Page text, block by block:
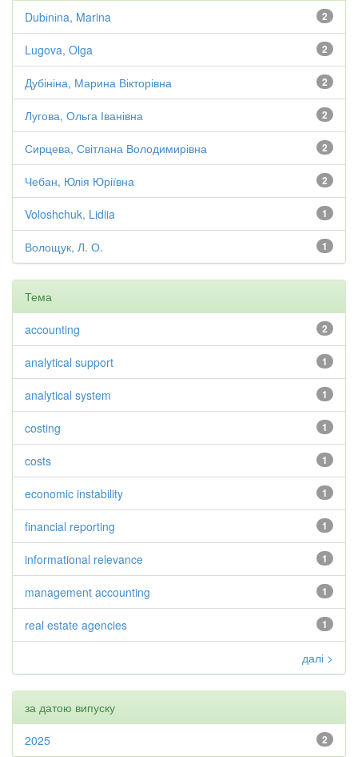
2
Dubіnіna, Marina
2
Lugova, Olga
2
Дубініна, Марина Вікторівна
2
Лугова, Ольга Іванівна
2
Сирцева, Світлана Володимирівна
2
Чебан, Юлія Юріївна
1
Voloshchuk, Lidiia
1
Волощук, Л. О.
Тема
2
accounting
1
analytical support
1
analytical system
1
costing
1
costs
1
economic instability
1
financial reporting
1
informational relevance
1
management accounting
1
real estate agencies
далі >
за датою випуску
2
2025